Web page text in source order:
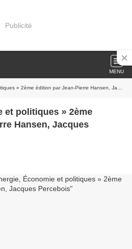
Publicité
MENU
2ème édition par Jean-Pierre Hansen, Jacques Percebois
et politiques » 2ème
Hansen, Jacques